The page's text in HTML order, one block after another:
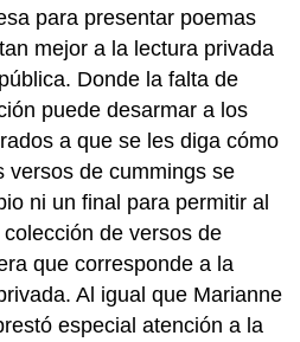
para presentar poemas
mejor a la lectura privada
Donde la falta de
puede desarmar a los
a que se les diga cómo
versos de cummings se
ni un final para permitir al
de versos de
que corresponde a la
Al igual que Marianne
especial atención a la